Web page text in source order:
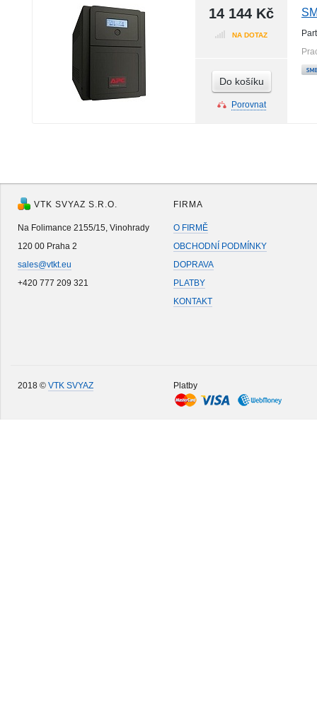
14 144 Kč
NA DOTAZ
Do košíku
Porovnat
VTK SVYAZ S.R.O.
Na Folimance 2155/15, Vinohrady
120 00 Praha 2
sales@vtkt.eu
+420 777 209 321
FIRMA
O FIRMĚ
OBCHODNÍ PODMÍNKY
DOPRAVA
PLATBY
KONTAKT
2018 © VTK SVYAZ Platby